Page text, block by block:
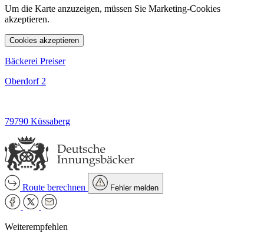
Um die Karte anzuzeigen, müssen Sie Marketing-Cookies
akzeptieren.
Cookies akzeptieren
Bäckerei Preiser
Oberdorf 2
79790 Küssaberg
Route berechnen Fehler melden
Weiterempfehlen